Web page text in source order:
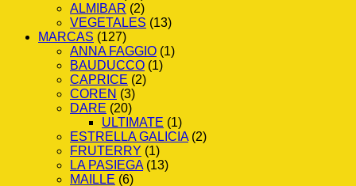
ALMIBAR (2)
VEGETALES (13)
MARCAS (127)
ANNA FAGGIO (1)
BAUDUCCO (1)
CAPRICE (2)
COREN (3)
DARE (20)
ULTIMATE (1)
ESTRELLA GALICIA (2)
FRUTERRY (1)
LA PASIEGA (13)
MAILLE (6)